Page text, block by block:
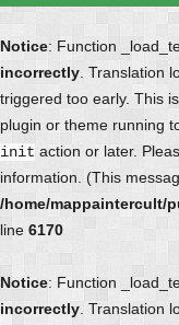
Notice: Function
incorrectly . Translation
triggered too early. This
plugin or theme running
init action or later.
information. (This
/home/mappaintercult/
line 6170
Notice: Function
incorrectly . Translation